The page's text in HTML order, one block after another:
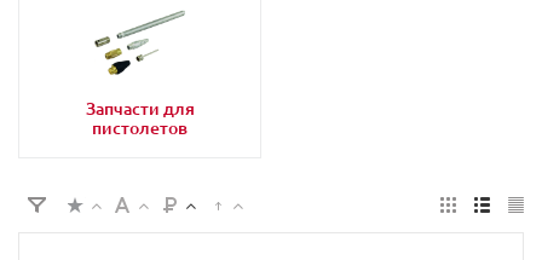
Запчасти для
пистолетов